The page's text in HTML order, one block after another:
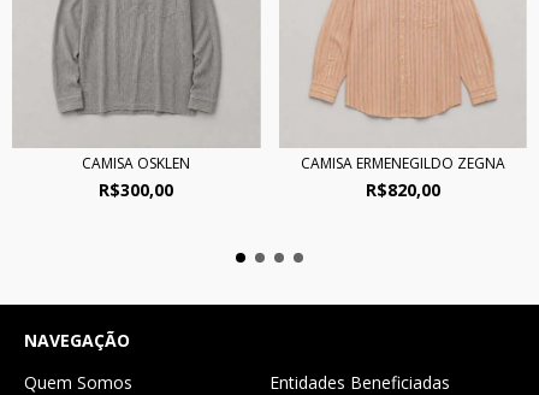
CAMISA OSKLEN
R$300,00
CAMISA ERMENEGILDO ZEGNA
R$820,00
NAVEGAÇÃO
Quem Somos
Entidades Beneficiadas